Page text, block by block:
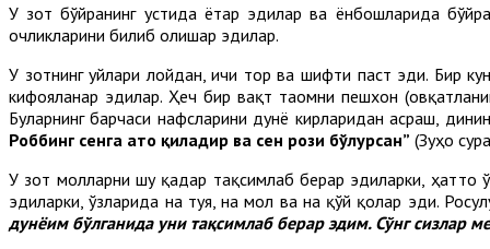
У зот бўйранинг устида ётар эдилар ва ёнбошларида
очликларини билиб олишар эдилар.
У зотнинг уйлари лойдан, ичи тор ва шифти паст эди. Бир
кифояланар эдилар. Ҳеч бир вақт таомни пешхон
Буларнинг барчаси нафсларини дунё кирларидан асраш,
Роббинг сенга ато қиладир ва сен рози бўлурсан” (Зуҳо
У зот молларни шу қадар тақсимлаб берар эдиларки, ҳатто
эдиларки, ўзларида на туя, на мол ва на қўй қолар эди.
дунёим бўлганида уни тақсимлаб берар эдим. Сўнг сизлар